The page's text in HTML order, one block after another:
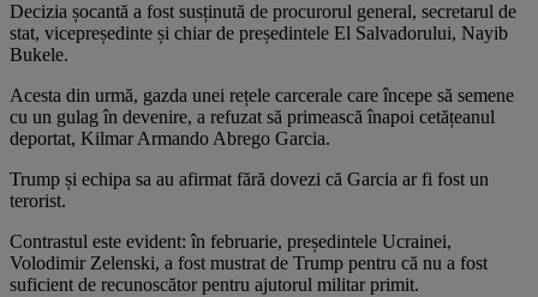
Decizia șocantă a fost susținută de procurorul general, secretarul de
stat, vicepreședinte și chiar de președintele El Salvadorului, Nayib
Bukele.
Acesta din urmă, gazda unei rețele carcerale care începe să semene
cu un gulag în devenire, a refuzat să primească înapoi cetățeanul
deportat, Kilmar Armando Abrego Garcia.
Trump și echipa sa au afirmat fără dovezi că Garcia ar fi fost un
terorist.
Contrastul este evident: în februarie, președintele Ucrainei,
Volodimir Zelenski, a fost mustrat de Trump pentru că nu a fost
suficient de recunoscător pentru ajutorul militar primit.